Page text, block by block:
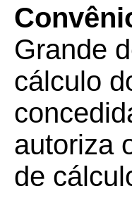
Grande
cálculo
autoriza
de